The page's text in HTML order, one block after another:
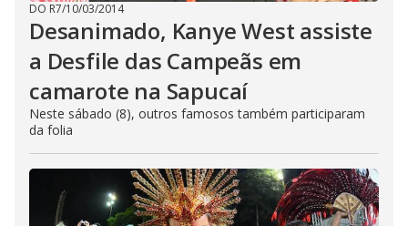
DO R7/10/03/2014
Desanimado, Kanye West assiste
a Desfile das Campeãs em
camarote na Sapucaí
Neste sábado (8), outros famosos também participaram
da folia